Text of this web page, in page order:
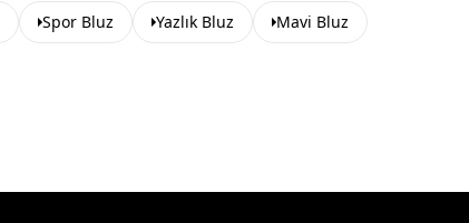
Spor Bluz Yazlık Bluz Mavi Bluz